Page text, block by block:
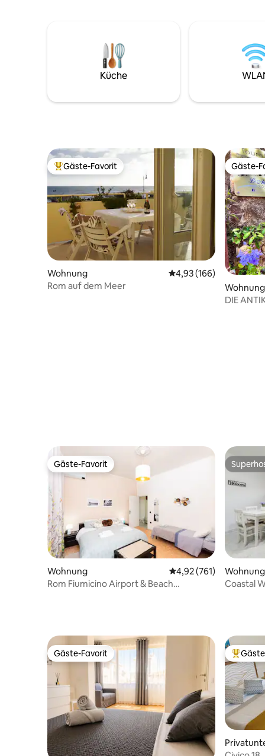
Zeit garantieren Freiheit und
Privatsphäre. Shuttle auf Anfrage. Buche
jetzt für einen unvergesslichen
und
für vier
und
Küche
Beliebter Gäste-Favorit.
Gäste-Favorit
Wohnung Durchschnittliche
4,93 (166)
Rom auf dem Meer
Gäste-
Gäste-
Wohnung
DIE
Gäste-Favorit
Gäste-Favorit
Wohnung Durchschnittliche
4,92 (761)
Rom Fiumicino Airport & Beach
Wohnung
Coastal
Gäste-Favorit
Gäste-Favorit